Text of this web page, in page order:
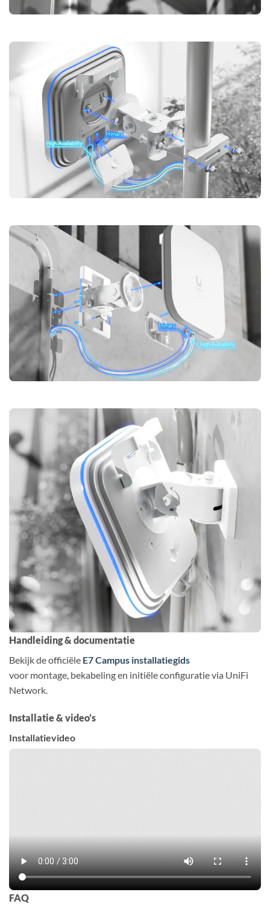
Handleiding & documentatie
Bekijk de officiële E7 Campus installatiegids
voor montage, bekabeling en initiële configuratie via UniFi
Network.
Installatie & video’s
Installatievideo
FAQ